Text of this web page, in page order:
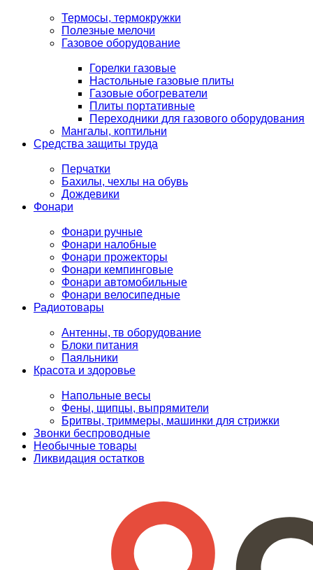
Термосы, термокружки
Полезные мелочи
Газовое оборудование
Горелки газовые
Настольные газовые плиты
Газовые обогреватели
Плиты портативные
Переходники для газового оборудования
Мангалы, коптильни
Средства защиты труда
Перчатки
Бахилы, чехлы на обувь
Дождевики
Фонари
Фонари ручные
Фонари налобные
Фонари прожекторы
Фонари кемпинговые
Фонари автомобильные
Фонари велосипедные
Радиотовары
Антенны, тв оборудование
Блоки питания
Паяльники
Красота и здоровье
Напольные весы
Фены, щипцы, выпрямители
Бритвы, триммеры, машинки для стрижки
Звонки беспроводные
Необычные товары
Ликвидация остатков